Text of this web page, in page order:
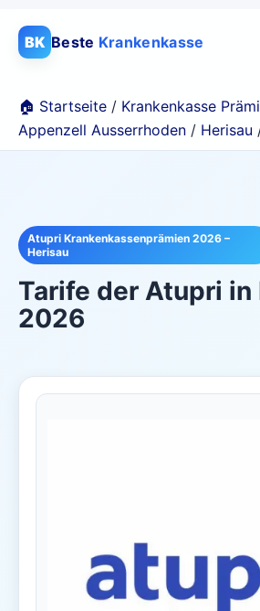
BK Beste Krankenkasse
🏠 Startseite / Krankenkasse
Appenzell Ausserrhoden / Herisau
Atupri Krankenkassenprämien 2026 –
Herisau
Tarife der Atupri in
2026